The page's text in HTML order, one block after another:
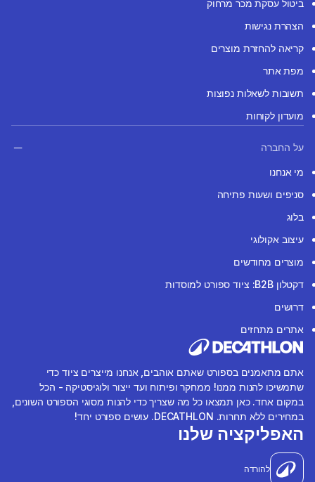
ביטול עסקת מכר מרחוק
הצהרת נגישות
קריאה להחזרת מוצרים
מפת אתר
תשובות לשאלות נפוצות
מועדון לקוחות
על החברה
מי אנחנו
סניפים ושעות פתיחה
בלוג
עיצוב אקולוגי
מוצרים מחודשים
דקטלון B2B: ציוד ספורט למוסדות
דרושים
אתרים מתחזים
אתם מתאמנים בספורט שאתם אוהבים, אנחנו מייצרים ציוד כדי
שתמשיכו להנות ממנו! ממחקר ופיתוח ועד ייצור ולוגיסטיקה - הכל
במקום אחד. כאן תמצאו כל מה שצריך כדי להנות מסוגי הספורט השונים,
במחירים ללא תחרות. DECATHLON. עושים ספורט יחד!
האפליקציה שלנו
להורדה